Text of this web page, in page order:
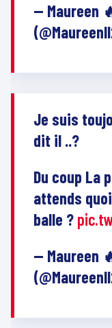
— Maureen
Je suis
dit il ..?
Du coup La
attends
balle ?
— Maureen